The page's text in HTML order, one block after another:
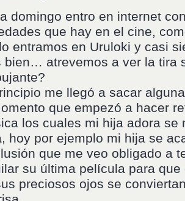
domingo entro en internet
que hay en el cine,
entramos en Uruloki y casi
bien… atrevemos a ver la tira
me llegó a sacar
que empezó a hacer
los cuales mi hija adora se
hoy por ejemplo mi hija se
que me veo obligado a
su última película para
preciosos ojos se